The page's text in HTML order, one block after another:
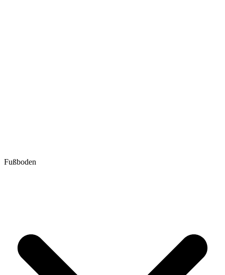
Fußboden